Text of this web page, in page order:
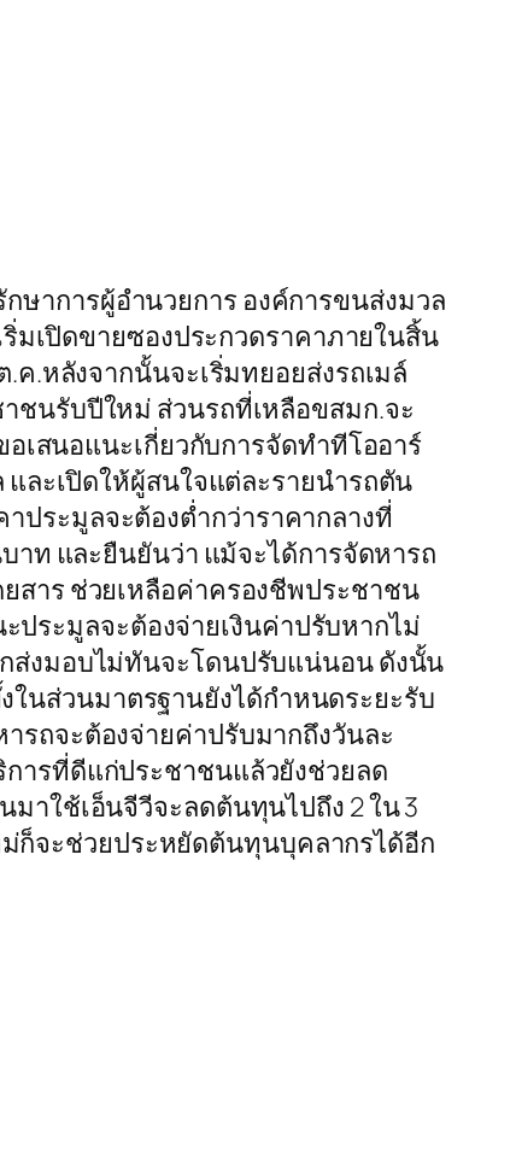
ษาการผู้อำนวยการ องค์การขนส่งมวล
มเปิดขายซองประกวดราคาภายในสิ้น
.หลังจากนั้นจะเริ่มทยอยส่งรถเมล์
ชนรับปีใหม่ ส่วนรถที่เหลือขสมก.จะ
เสนอแนะเกี่ยวกับการจัดทำทีโออาร์
และเปิดให้ผู้สนใจแต่ละรายนำรถตัน
ประมูลจะต้องต่ำกว่าราคากลางที่
าท และยืนยันว่า แม้จะได้การจัดหารถ
สาร ช่วยเหลือค่าครองชีพประชาชน
ประมูลจะต้องจ่ายเงินค่าปรับหากไม่
ส่งมอบไม่ทันจะโดนปรับแน่นอน ดังนั้น
นส่วนมาตรฐานยังได้กำหนดระยะรับ
รถจะต้องจ่ายค่าปรับมากถึงวันละ
การที่ดีแก่ประชาชนแล้วยังช่วยลด
าใช้เอ็นจีวีจะลดต้นทุนไปถึง 2 ใน 3
ก็จะช่วยประหยัดต้นทุนบุคลากรได้อีก